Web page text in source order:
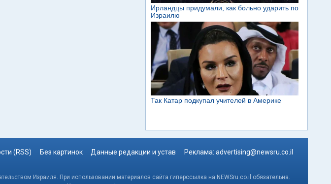
(RSS) Без картинок Данные редакции и устав Реклама: advertising@newsru.co.il
Израиля. При использовании материалов сайта гиперссылка на NEWSru.co.il обязательна.